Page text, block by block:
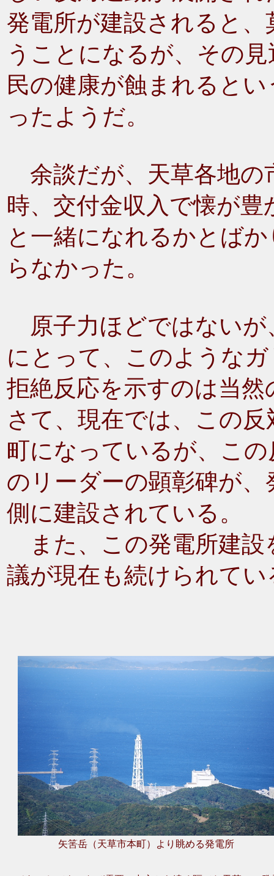
発電所が建設されると
うことになるが、その
民の健康が蝕まれると
ったようだ。
余談だが、天草各地の
時、交付金収入で懐が
と一緒になれるかとば
らなかった。
原子力ほどではないが
にとって、このような
拒絶反応を示すのは当
さて、現在では、この
町になっているが、こ
のリーダーの顕彰碑が
側に建設されている。
また、この発電所建設
議が現在も続けられてい
矢筈岳（天草市本町）より眺める発電所